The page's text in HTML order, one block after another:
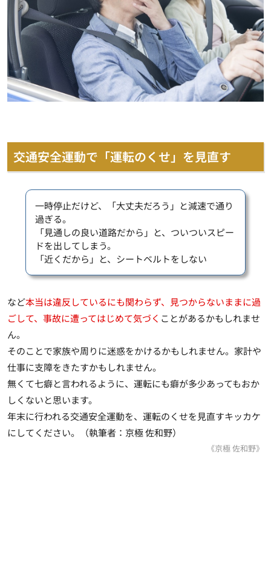
交通安全運動で「運転のくせ」を見直す
一時停止だけど、「大丈夫だろう」と減速で通り
過ぎる。
「見通しの良い道路だから」と、ついついスピー
ドを出してしまう。
「近くだから」と、シートベルトをしない
など本当は違反しているにも関わらず、見つからないままに過
ごして、事故に遭ってはじめて気づく ことがあるかもしれませ
ん。
そのことで家族や周りに迷惑をかけるかもしれません。家計や
仕事に支障をきたすかもしれません。
無くて七癖と言われるように、運転にも癖が多少あってもおか
しくないと思います。
年末に行われる交通安全運動を、運転のくせを見直すキッカケ
にしてください。（執筆者：京極 佐和野）
《京極 佐和野》